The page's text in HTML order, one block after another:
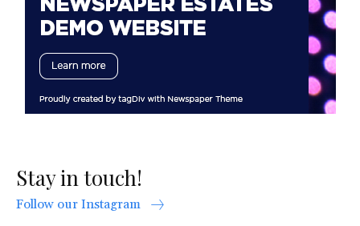
Stay in touch!
Follow our Instagram